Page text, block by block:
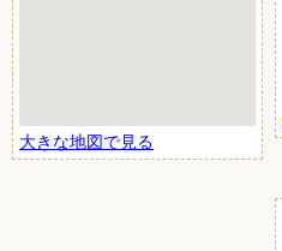
大きな地図で見る